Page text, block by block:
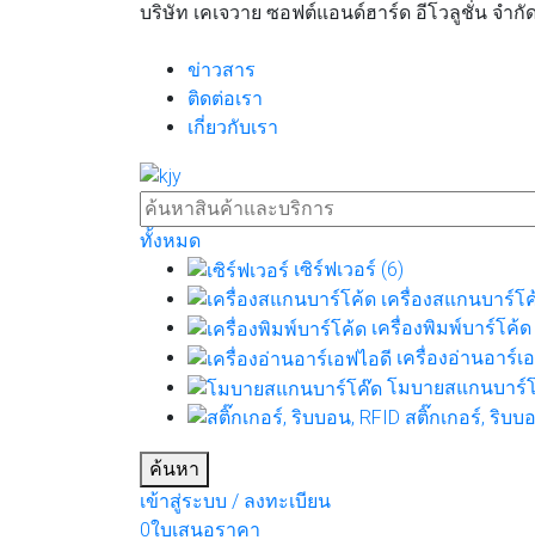
บริษัท เคเจวาย ซอฟต์แอนด์ฮาร์ด อีโวลูชั่น จำกั
ข่าวสาร
ติดต่อเรา
เกี่ยวกับเรา
ทั้งหมด
เซิร์ฟเวอร์ (6)
เครื่องสแกนบาร์โ
เครื่องพิมพ์บาร์โค้ด
เครื่องอ่านอาร์เ
โมบายสแกนบาร์
สติ๊กเกอร์, ริบบ
ค้นหา
เข้าสู่ระบบ / ลงทะเบียน
0ใบเสนอราคา